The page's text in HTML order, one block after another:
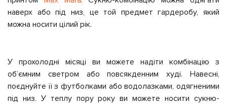
наверх або під низ, це той предмет гардеробу, який
можна носити цілий рік.
У прохолодні місяці ви можете надіти комбінацію з
обʼємним светром або повсякденним худі. Навесні,
поєднуйте ії з футболками або водолазками, одягненими
під низ. У теплу пору року ви можете носити сукню-